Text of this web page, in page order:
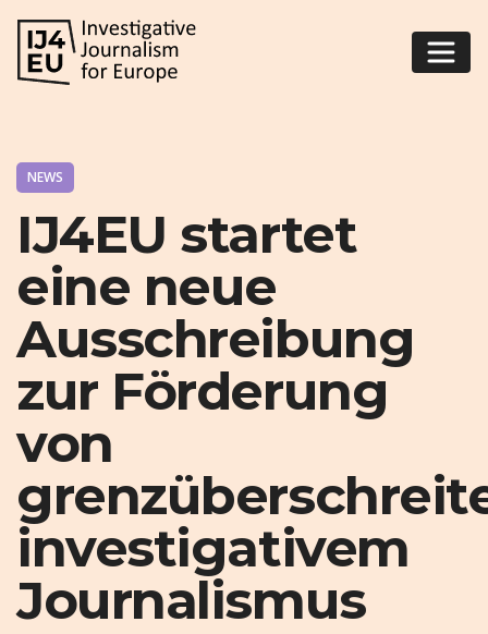
NEWS
IJ4EU startet
eine neue
Ausschreibung
zur Förderung
von
investigativem
Journalismus